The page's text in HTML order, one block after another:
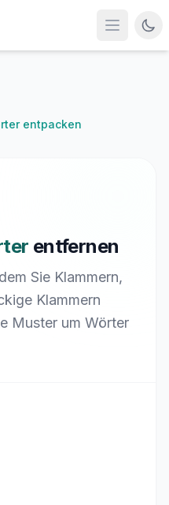
entpacken
entfernen
Sie Klammern,
Klammern
Muster um Wörter